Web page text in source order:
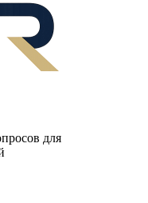
для